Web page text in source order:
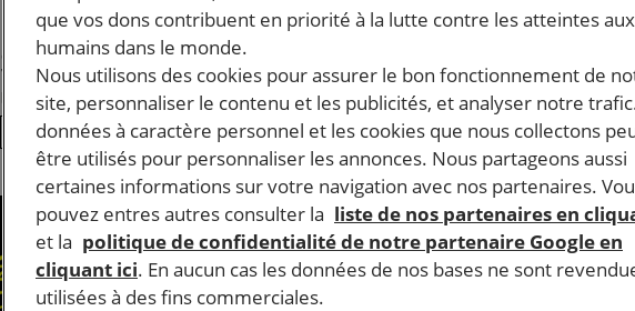
stupéfiants
Publié le26.06.2026
Temps de lecture estimé : 4 minutes
PEINE DE MORT ET TORTURE
que vos dons contribuent en priorité à la lutte contre les atteintes
humains dans le monde.
Nous utilisons des cookies pour assurer le bon fonctionnement de
site, personnaliser le contenu et les publicités, et analyser notre
données à caractère personnel et les cookies que nous collectons
être utilisés pour personnaliser les annonces. Nous partageons aussi
certaines informations sur votre navigation avec nos partenaires.
pouvez entres autres consulter la liste de nos partenaires en
et la politique de confidentialité de notre partenaire Google en
cliquant ici. En aucun cas les données de nos bases ne sont
utilisées à des fins commerciales.